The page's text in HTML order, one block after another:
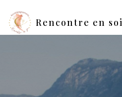
Rencontre en soi